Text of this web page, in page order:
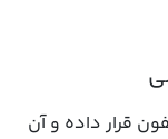
قرار داده و آن